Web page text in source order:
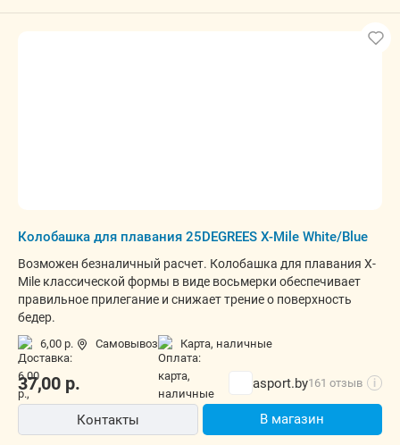
Колобашка для плавания 25DEGREES X-Mile White/Blue
Возможен безналичный расчет. Колобашка для плавания X-
Mile классической формы в виде восьмерки обеспечивает
правильное прилегание и снижает трение о поверхность
бедер.
6,00 р. Самовывоз карта, наличные
37,00 р. asport.by161 отзыв i
Контакты В магазин